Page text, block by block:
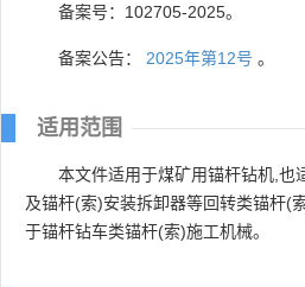
备案号：102705-2025。
备案公告： 2025年第12号 。
适用范围
本文件适用于煤矿用锚杆钻机,也
及锚杆(索)安装拆卸器等回转类锚杆(
于锚杆钻车类锚杆(索)施工机械。